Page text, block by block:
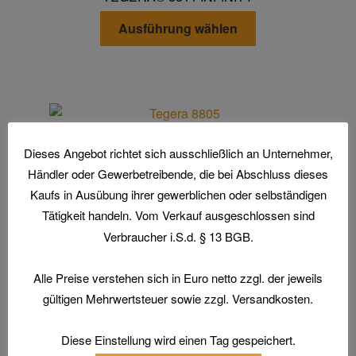
auf
werden
Ausführung wählen
auf.
Optionen
können
auf
der
werden
TEGERA® 8805 INFINITY
Ausführung wählen
Dieses
Produkt
weist
auf.
Die
können
Home
Arbeitsschutz
Dieses Angebot richtet sich ausschließlich an Unternehmer,
Händler oder Gewerbetreibende, die bei Abschluss dieses
Kaufs in Ausübung ihrer gewerblichen oder selbständigen
Tätigkeit handeln. Vom Verkauf ausgeschlossen sind
Verbraucher i.S.d. § 13 BGB.
Alle Preise verstehen sich in Euro netto zzgl. der jeweils
gültigen Mehrwertsteuer sowie zzgl. Versandkosten.
Diese Einstellung wird einen Tag gespeichert.